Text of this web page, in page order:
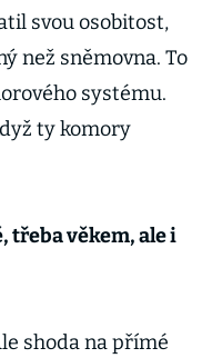
svou osobitost,
než sněmovna. To
systému.
ty komory
třeba věkem, ale i
shoda na přímé